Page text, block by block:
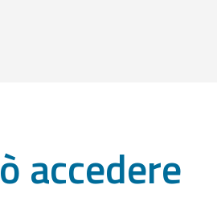
accedere